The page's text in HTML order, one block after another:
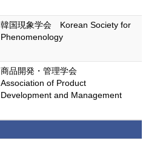
韓国現象学会 Korean Society for
Phenomenology
商品開発・管理学会
Association of Product
Development and Management